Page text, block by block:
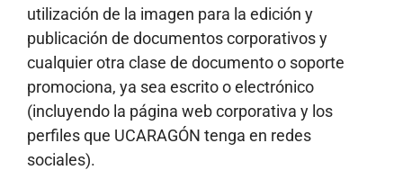
utilización de la imagen para la edición y
publicación de documentos corporativos y
cualquier otra clase de documento o soporte
promociona, ya sea escrito o electrónico
(incluyendo la página web corporativa y los
perfiles que UCARAGÓN tenga en redes
sociales).